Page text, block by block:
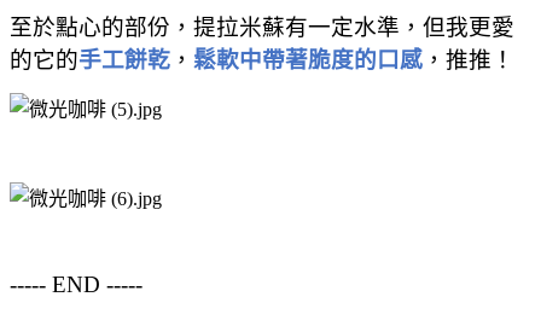
至於點心的部份 ， 提拉米蘇有一定水準 ， 但我更愛
的它的手工餅乾 ， 鬆軟中帶著脆度的口感 ， 推推 ！
----- END -----